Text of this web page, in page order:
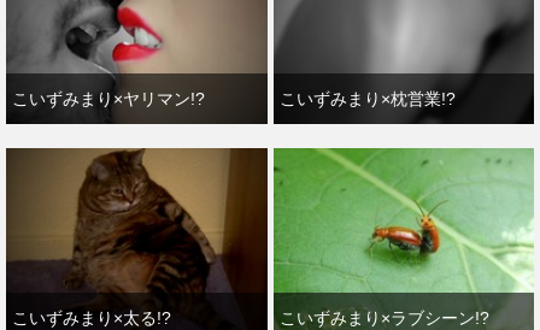
こいずみまり×ヤリマン!? こいずみまり×枕営業!?
こいずみまり×太る!? こいずみまり×ラブシーン!?